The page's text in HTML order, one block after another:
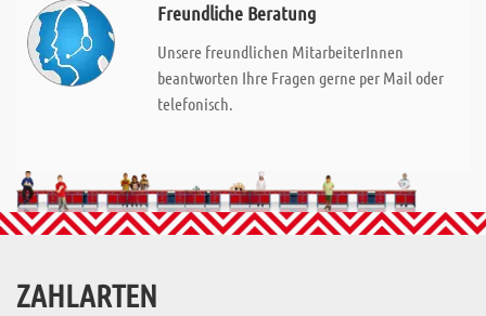
Freundliche Beratung
Unsere freundlichen MitarbeiterInnen
beantworten Ihre Fragen gerne per Mail oder
telefonisch.
ZAHLARTEN